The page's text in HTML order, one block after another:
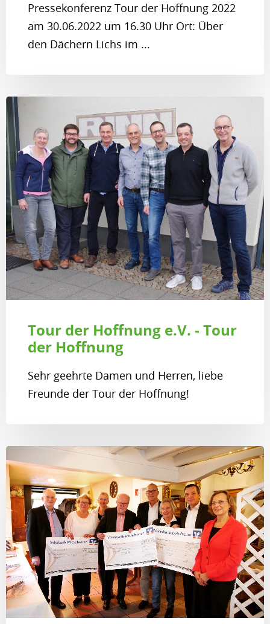
Pressekonferenz Tour der Hoffnung 2022
am 30.06.2022 um 16.30 Uhr Ort: Über
den Dächern Lichs im ...
Tour der Hoffnung e.V. - Tour
der Hoffnung
Sehr geehrte Damen und Herren, liebe
Freunde der Tour der Hoffnung!